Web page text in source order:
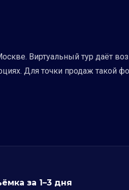
Виртуальный тур даёт
Для точки продаж такой
за 1–3 дня